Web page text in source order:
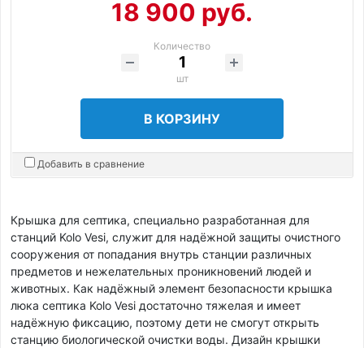
18 900 руб.
Количество
шт
В КОРЗИНУ
Добавить в сравнение
Крышка для септика, специально разработанная для
станций Kolo Vesi, служит для надёжной защиты очистного
сооружения от попадания внутрь станции различных
предметов и нежелательных проникновений людей и
животных. Как надёжный элемент безопасности крышка
люка септика Kolo Vesi достаточно тяжелая и имеет
надёжную фиксацию, поэтому дети не смогут открыть
станцию биологической очистки воды. Дизайн крышки